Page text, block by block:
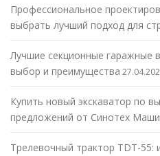
Профессиональное
выбрать лучший подход для
Лучшие секционные гаражные
выбор и преимущества
Купить новый экскаватор по
предложений от Синотех
Трелевочный трактор TDT-55: